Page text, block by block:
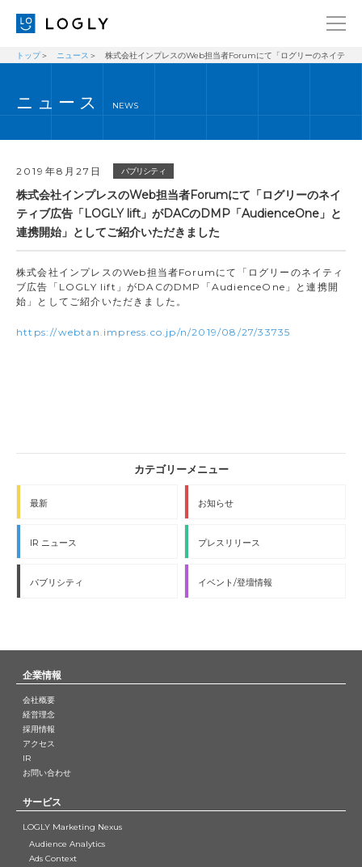
経営理念
ブログ
採用情報
IR
お問い合わせ
トップ ニュース 株式会社インプレスのWeb担当者Forumにて「ログリーのネイテ
ニュース NEWS
2019年8月27日 パブリシティ
株式会社インプレスのWeb担当者Forumにて「ログリーのネイ
ティブ広告「LOGLY lift」がDACのDMP「AudienceOne」と
連携開始」としてご紹介いただきました
株式会社インプレスのWeb担当者Forumにて「ログリーのネイティ
ブ広告「LOGLY lift」がDACのDMP「AudienceOne」と連携開
始」としてご紹介いただきました。
https://webtan.impress.co.jp/n/2019/08/27/33735
最新 お知らせ
IR ニュース プレスリリース
パブリシティ イベント/登壇情報
企業情報
会社概要
経営理念
採用情報
アクセス
IR
お問い合わせ
サービス
LOGLY Marketing Nexus
Audience Analytics
Ads Context